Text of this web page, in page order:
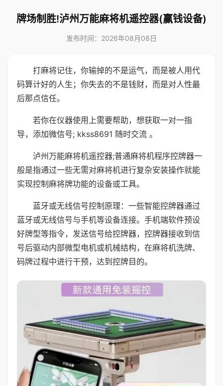
牌场制胜!泸州万能麻将机遥控器(赢钱设备)
发布时间：2026年08月08日
打麻将记住，你输掉的不是运气，而是被人用代
码算计好的人生；你失去的不是钱财，而是对人性最
后那点信任。
若你在仪器使用上需要帮助，想获取一对一指
导，添加微信号; kkss8691 随时交流 。
泸州万能麻将机遥控器;普通麻将机程序控牌器一
般是指通过一些无需对麻将机进行复杂安装操作就能
实现控制麻将牌功能的设备或工具。
蓝牙或无线信号控制原理：一些智能控牌器通过
蓝牙或无线信号与手机等设备连接。手机端软件预设
好牌型等指令，发送信号给控牌器，控牌器接收到信
号后驱动内部微型电机或机械结构，在麻将机洗牌、
码牌过程中进行干预，达到控牌目的。